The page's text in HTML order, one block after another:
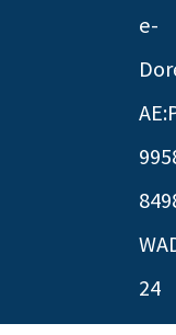
e-
24